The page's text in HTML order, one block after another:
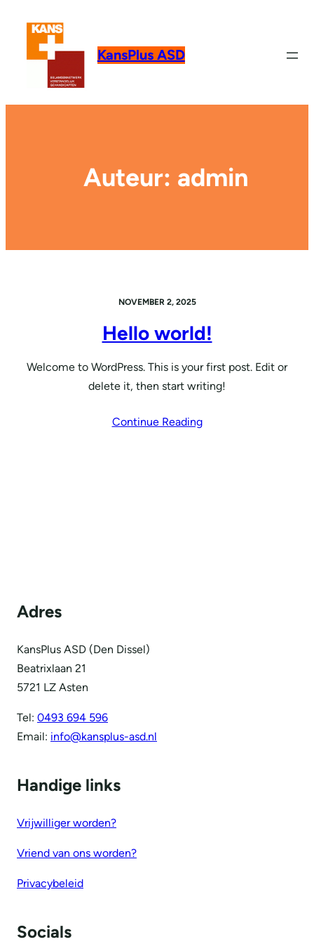
KansPlus ASD
Auteur: admin
NOVEMBER 2, 2025
Hello world!
Welcome to WordPress. This is your first post. Edit or
delete it, then start writing!
Continue Reading
Adres
KansPlus ASD (Den Dissel)
Beatrixlaan 21
5721 LZ Asten
Tel: 0493 694 596
Email: info@kansplus-asd.nl
Handige links
Vrijwilliger worden?
Vriend van ons worden?
Privacybeleid
Socials